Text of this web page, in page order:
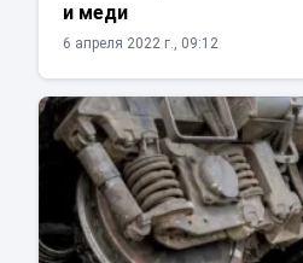
и меди
6 апреля 2022 г., 09:12